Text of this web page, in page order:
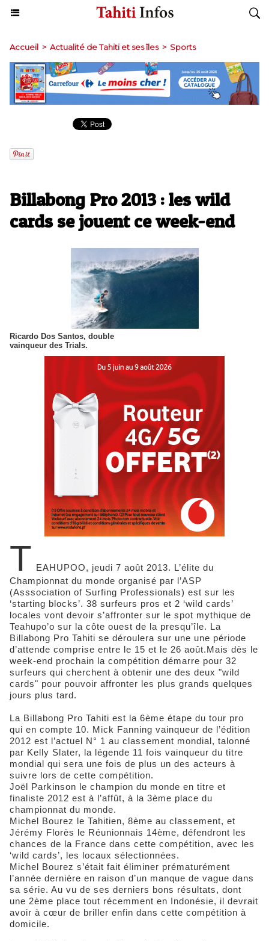
Accueil > Actualité de Tahiti et ses îles > Sports
Billabong Pro 2013 : les wild
cards se jouent ce week-end
Ricardo Dos Santos, double
vainqueur des Trials.
T EAHUPOO, jeudi 7 août 2013. L’élite du
Championnat du monde organisé par l’ASP
(Asssociation of Surfing Professionals) est sur les
‘starting blocks’. 38 surfeurs pros et 2 ‘wild cards’
locales vont devoir s’affronter sur le spot mythique de
Teahupo’o sur la côte ouest de la presqu’île. La
Billabong Pro Tahiti se déroulera sur une une période
d’attende comprise entre le 15 et le 26 août.Mais dès le
week-end prochain la compétition démarre pour 32
surfeurs qui cherchent à obtenir une des deux "wild
cards" pour pouvoir affronter les plus grands quelques
jours plus tard.
La Billabong Pro Tahiti est la 6ème étape du tour pro
qui en compte 10. Mick Fanning vainqueur de l’édition
2012 est l’actuel N° 1 au classement mondial, talonné
par Kelly Slater, la légende 11 fois vainqueur du titre
mondial qui sera une fois de plus un des acteurs à
suivre lors de cette compétition.
Joël Parkinson le champion du monde en titre et
finaliste 2012 est à l’affût, à la 3ème place du
championnat du monde.
Michel Bourez le Tahitien, 8ème au classement, et
Jérémy Florès le Réunionnais 14ème, défendront les
chances de la France dans cette compétition, avec les
‘wild cards’, les locaux sélectionnées.
Michel Bourez s’était fait éliminer prématurément
l’année dernière en raison d’un manque de vague dans
sa série. Au vu de ses derniers bons résultats, dont
une 2ème place tout récemment en Indonésie, il devrait
avoir à cœur de briller enfin dans cette compétition à
domicile.